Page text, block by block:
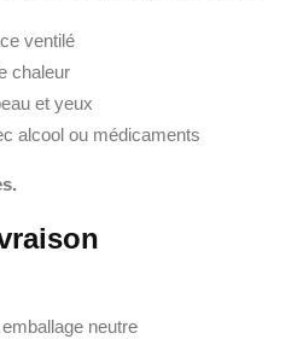
ventilé
chaleur
et yeux
alcool ou médicaments
neutre